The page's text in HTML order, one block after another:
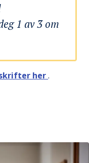
1 av 3 om
her.